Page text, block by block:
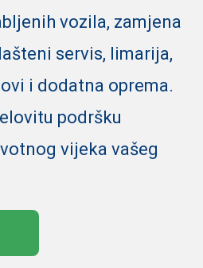
vozila, zamjena
servis, limarija,
i dodatna oprema.
podršku
vijeka vašeg